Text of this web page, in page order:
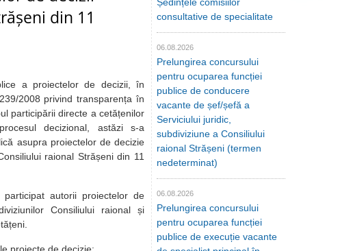
din 11
a proiectelor de decizii, în
2008 privind transparența în
participării directe a cetățenilor
decizional, astăzi s-a
asupra proiectelor de decizie
raional Strășeni din 11
autorii proiectelor de
Consiliului raional și
consultative de specialitate
06.08.2026
Prelungirea concursului
pentru ocuparea funcției
publice de conducere
vacante de șef/șefă a
Serviciului juridic,
subdiviziune a Consiliului
raional Strășeni (termen
nedeterminat)
06.08.2026
Prelungirea concursului
pentru ocuparea funcției
publice de execuție vacante